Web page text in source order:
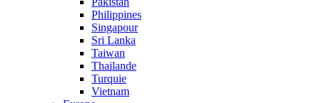
Philippines
Singapour
Sri Lanka
Taiwan
Thailande
Turquie
Vietnam